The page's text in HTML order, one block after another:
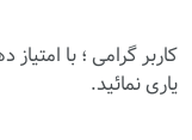
کاربر گرامی ؛ با امتیاز
یاری نمائید.